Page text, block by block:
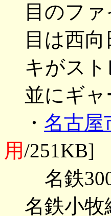
目のフ
目は西
キがス
並にギ
・ 名古屋
用/251KB]
名鉄
名鉄小牧